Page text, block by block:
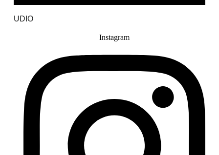
UDIO
Instagram